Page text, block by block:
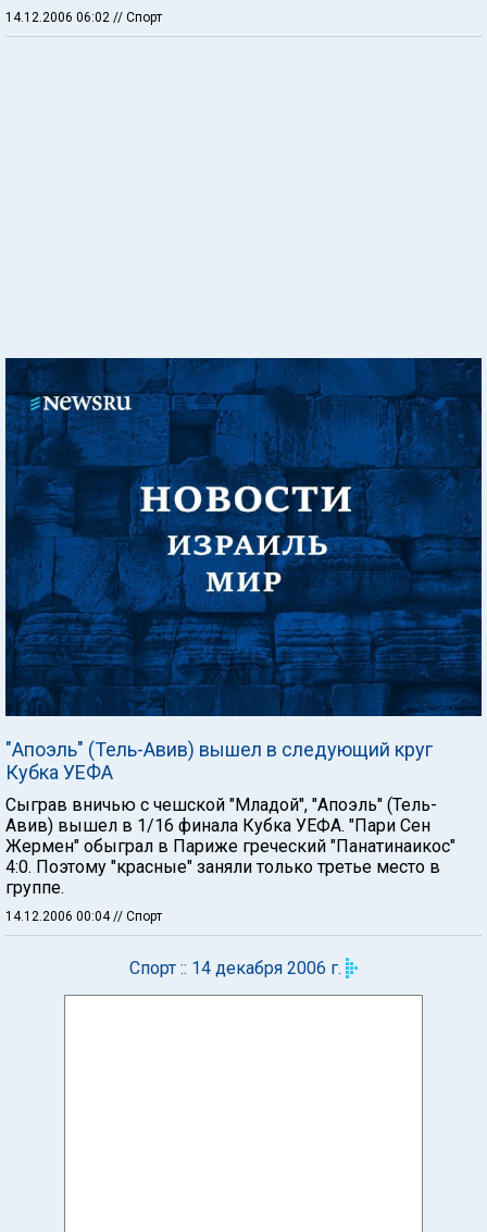
14.12.2006 06:02 // Спорт
"Апоэль" (Тель-Авив) вышел в следующий круг
Кубка УЕФА
Сыграв вничью с чешской "Младой", "Апоэль" (Тель-
Авив) вышел в 1/16 финала Кубка УЕФА. "Пари Сен
Жермен" обыграл в Париже греческий "Панатинаикос"
4:0. Поэтому "красные" заняли только третье место в
группе.
14.12.2006 00:04 // Спорт
Спорт :: 14 декабря 2006 г.